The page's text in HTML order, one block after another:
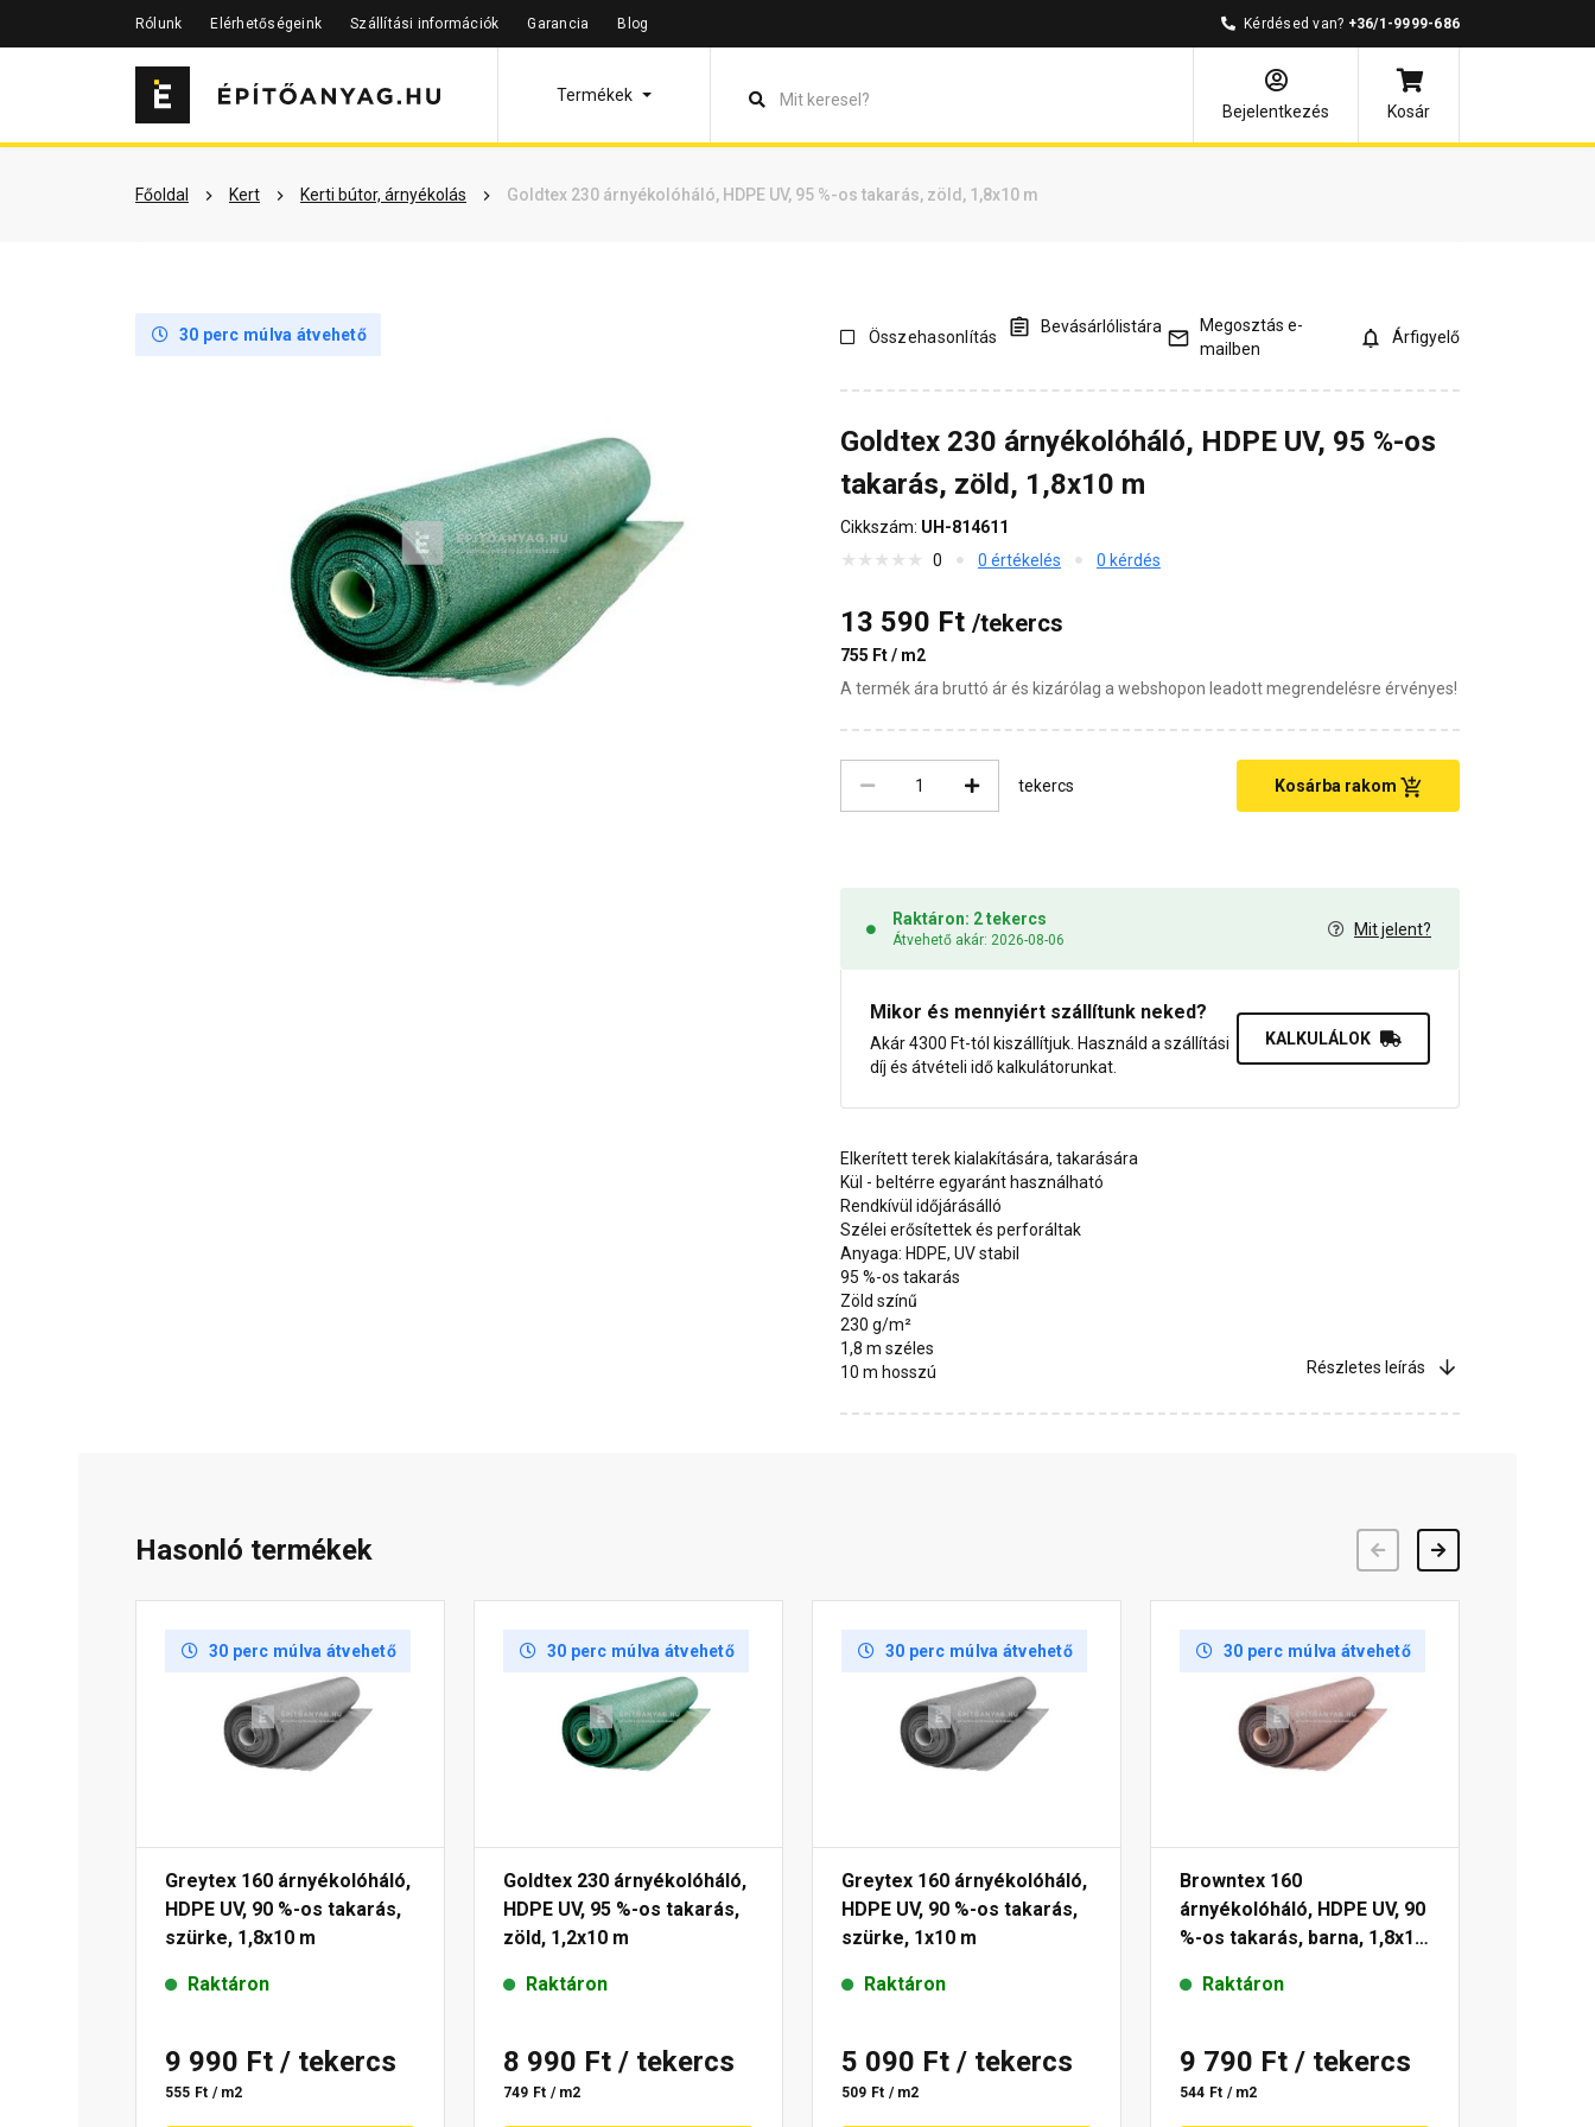
Rólunk Elérhetőségeink Szállítási információk Garancia Blog Kérdésed van? +36/1-9999-686
Termékek
Bejelentkezés
Kosár
Főoldal Kert Kerti bútor, árnyékolás Goldtex 230 árnyékolóháló, HDPE UV, 95 %-os takarás, zöld, 1,8x10 m
Szükséged lehet rá Részletes leírás Termékinformáció Vásárlói vélemények Kérdések és válaszok Kapcsolódó cikkek
30 perc múlva átvehető Összehasonlítás
Bevásárlólistára
Megosztás e-
mailben
Árfigyelő
Goldtex 230 árnyékolóháló, HDPE UV, 95 %-os
takarás, zöld, 1,8x10 m
Cikkszám: UH-814611
0
0 értékelés 0 kérdés
13 590 Ft /tekercs
755 Ft / m2
A termék ára bruttó ár és kizárólag a webshopon leadott megrendelésre érvényes!
tekercs Kosárba rakom
Raktáron: 2 tekercs
Átvehető akár: 2026-08-06
Mit jelent?
Mikor és mennyiért szállítunk neked?
Akár 4300 Ft-tól kiszállítjuk. Használd a szállítási
díj és átvételi idő kalkulátorunkat.
KALKULÁLOK
Elkerített terek kialakítására, takarására
Kül - beltérre egyaránt használható
Rendkívül időjárásálló
Szélei erősítettek és perforáltak
Anyaga: HDPE, UV stabil
95 %-os takarás
Zöld színű
230 g/m²
1,8 m széles
10 m hosszú
Részletes leírás
Hasonló termékek
30 perc múlva átvehető
Greytex 160 árnyékolóháló,
HDPE UV, 90 %-os takarás,
szürke, 1,8x10 m
Raktáron
9 990 Ft / tekercs
555 Ft / m2
30 perc múlva átvehető
Goldtex 230 árnyékolóháló,
HDPE UV, 95 %-os takarás,
zöld, 1,2x10 m
Raktáron
8 990 Ft / tekercs
749 Ft / m2
30 perc múlva átvehető
Greytex 160 árnyékolóháló,
HDPE UV, 90 %-os takarás,
szürke, 1x10 m
Raktáron
5 090 Ft / tekercs
509 Ft / m2
30 perc múlva átvehető
Browntex 160
árnyékolóháló, HDPE UV, 90
%-os takarás, barna, 1,8x10
Raktáron
9 790 Ft / tekercs
544 Ft / m2